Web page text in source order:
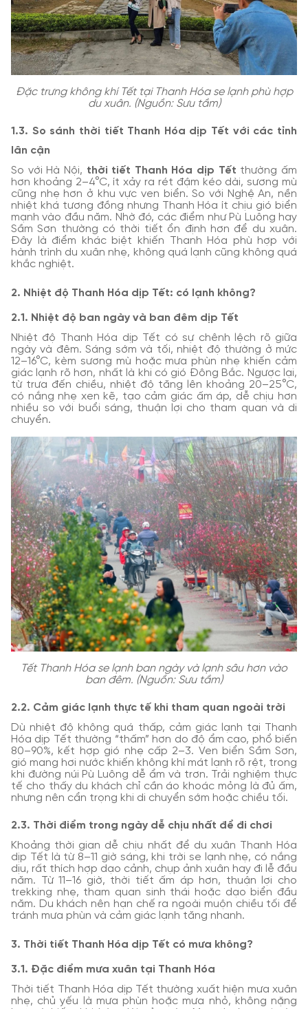
Đặc trưng không khí Tết tại Thanh Hóa se lạnh phù hợp
du xuân. (Nguồn: Sưu tầm)
1.3. So sánh thời tiết Thanh Hóa dịp Tết với các tỉnh
lân cận
So với Hà Nội, thời tiết Thanh Hóa dịp Tết thường ấm
hơn khoảng 2–4°C, ít xảy ra rét đậm kéo dài, sương mù
cũng nhẹ hơn ở khu vực ven biển. So với Nghệ An, nền
nhiệt khá tương đồng nhưng Thanh Hóa ít chịu gió biển
mạnh vào đầu năm. Nhờ đó, các điểm như Pù Luông hay
Sầm Sơn thường có thời tiết ổn định hơn để du xuân.
Đây là điểm khác biệt khiến Thanh Hóa phù hợp với
hành trình du xuân nhẹ, không quá lạnh cũng không quá
khắc nghiệt.
2. Nhiệt độ Thanh Hóa dịp Tết: có lạnh không?
2.1. Nhiệt độ ban ngày và ban đêm dịp Tết
Nhiệt độ Thanh Hóa dịp Tết có sự chênh lệch rõ giữa
ngày và đêm. Sáng sớm và tối, nhiệt độ thường ở mức
12–16°C, kèm sương mù hoặc mưa phùn nhẹ khiến cảm
giác lạnh rõ hơn, nhất là khi có gió Đông Bắc. Ngược lại,
từ trưa đến chiều, nhiệt độ tăng lên khoảng 20–25°C,
có nắng nhẹ xen kẽ, tạo cảm giác ấm áp, dễ chịu hơn
nhiều so với buổi sáng, thuận lợi cho tham quan và di
chuyển.
Tết Thanh Hóa se lạnh ban ngày và lạnh sâu hơn vào
ban đêm. (Nguồn: Sưu tầm)
2.2. Cảm giác lạnh thực tế khi tham quan ngoài trời
Dù nhiệt độ không quá thấp, cảm giác lạnh tại Thanh
Hóa dịp Tết thường “thấm” hơn do độ ẩm cao, phổ biến
80–90%, kết hợp gió nhẹ cấp 2–3. Ven biển Sầm Sơn,
gió mang hơi nước khiến không khí mát lạnh rõ rệt, trong
khi đường núi Pù Luông dễ ẩm và trơn. Trải nghiệm thực
tế cho thấy du khách chỉ cần áo khoác mỏng là đủ ấm,
nhưng nên cẩn trọng khi di chuyển sớm hoặc chiều tối.
2.3. Thời điểm trong ngày dễ chịu nhất để đi chơi
Khoảng thời gian dễ chịu nhất để du xuân Thanh Hóa
dịp Tết là từ 8–11 giờ sáng, khi trời se lạnh nhẹ, có nắng
dịu, rất thích hợp dạo cảnh, chụp ảnh xuân hay đi lễ đầu
năm. Từ 11–16 giờ, thời tiết ấm áp hơn, thuận lợi cho
trekking nhẹ, tham quan sinh thái hoặc dạo biển đầu
năm. Du khách nên hạn chế ra ngoài muộn chiều tối để
tránh mưa phùn và cảm giác lạnh tăng nhanh.
3. Thời tiết Thanh Hóa dịp Tết có mưa không?
3.1. Đặc điểm mưa xuân tại Thanh Hóa
Thời tiết Thanh Hóa dịp Tết thường xuất hiện mưa xuân
nhẹ, chủ yếu là mưa phùn hoặc mưa nhỏ, không nặng